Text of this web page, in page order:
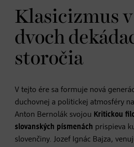
Klasicizmus
dvoch
storočia
V tejto ére sa formuje nová
duchovnej a politickej atmosféry
Anton Bernolák svojou Kritickou
slovanských písmenách prispieva
slovenčiny. Jozef Ignác Bajza,